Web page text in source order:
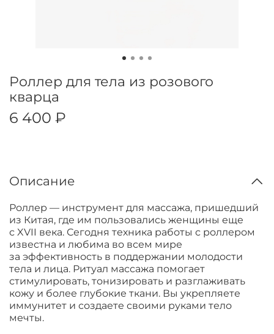
Роллер для тела из розового
кварца
6 400 ₽
Описание
Роллер — инструмент для массажа, пришедший
из Китая, где им пользовались женщины еще
с XVII века. Сегодня техника работы с роллером
известна и любима во всем мире
за эффективность в поддержании молодости
тела и лица. Ритуал массажа помогает
стимулировать, тонизировать и разглаживать
кожу и более глубокие ткани. Вы укрепляете
иммунитет и создаете своими руками тело
мечты.